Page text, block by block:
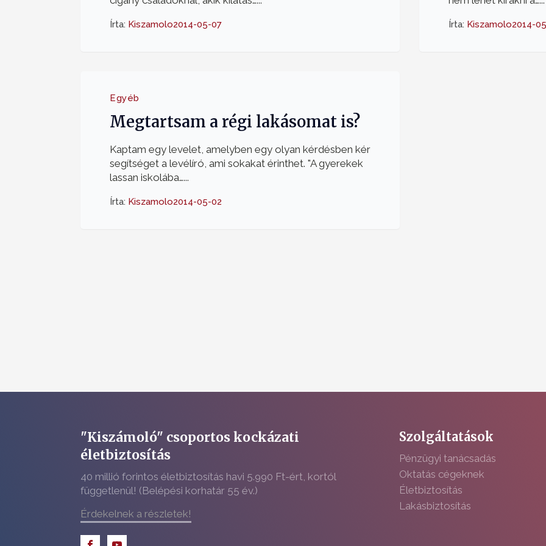
Írta: Kiszamolo2014-05-07 Írta: Kiszamolo2014-
Egyéb
Megtartsam a régi lakásomat is?
Kaptam egy levelet, amelyben egy olyan kérdésben kér
segítséget a levélíró, ami sokakat érinthet. "A gyerekek
lassan iskolába…...
Írta: Kiszamolo2014-05-02
"Kiszámoló" csoportos kockázati
életbiztosítás
40 millió forintos életbiztosítás havi 5.990 Ft-ért, kortól
függetlenül! (Belépési korhatár 55 év.)
Érdekelnek a részletek!
Szolgáltatások
Pénzügyi tanácsadás
Oktatás cégeknek
Életbiztosítás
Lakásbiztosítás